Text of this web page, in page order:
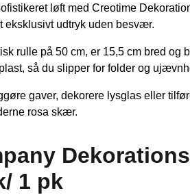
løft med Creotime
eksklusivt udtryk uden besvær.
rulle på 50 cm, er 15,5 cm bred
så du slipper for folder og
gaver, dekorere lysglas eller
rosa skær.
1 pk